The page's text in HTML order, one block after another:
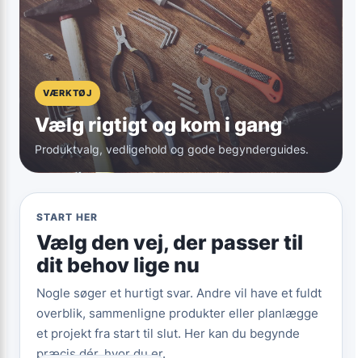
VÆRKTØJ
Vælg rigtigt og kom i gang
Produktvalg, vedligehold og gode begynderguides.
START HER
Vælg den vej, der passer til
dit behov lige nu
Nogle søger et hurtigt svar. Andre vil have et fuldt
overblik, sammenligne produkter eller planlægge
et projekt fra start til slut. Her kan du begynde
præcis dér, hvor du er.